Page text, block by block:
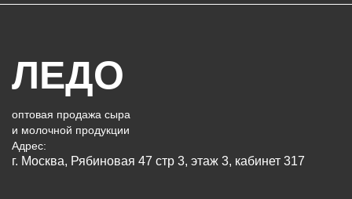
ЛЕДО
оптовая продажа сыра
и молочной продукции
Адрес:
г. Москва, Рябиновая 47 стр 3, этаж 3, кабинет 317